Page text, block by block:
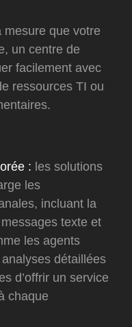
mesure que votre
un centre de
facilement avec
ressources TI ou
: les solutions
les
incluant la
texte et
les agents
détaillées
d’offrir un service
chaque